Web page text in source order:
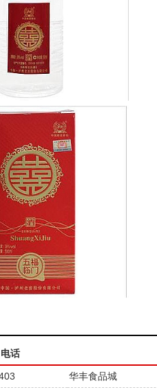
电话
华丰食品城